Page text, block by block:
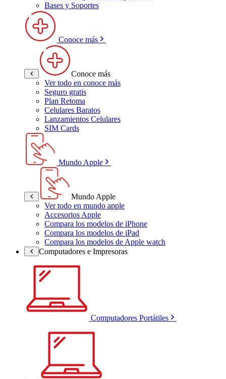
Bases y Soportes
Conoce más
Conoce más
Ver todo en conoce más
Seguro gratis
Plan Retoma
Celulares Baratos
Lanzamientos Celulares
SIM Cards
Mundo Apple
Mundo Apple
Ver todo en mundo apple
Accesorios Apple
Compara los modelos de iPhone
Compara los modelos de iPad
Compara los modelos de Apple watch
Computadores e Impresoras
Computadores Portátiles